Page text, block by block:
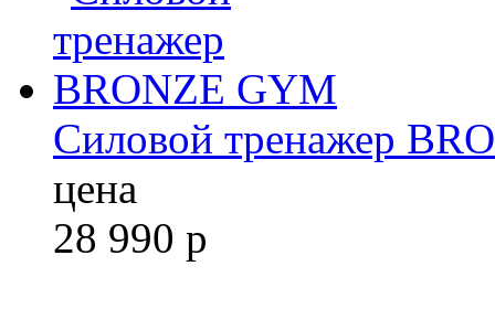
Силовой тренажер
цена
28 990 р